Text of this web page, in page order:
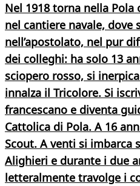
Nel 1918 torna nella
nel cantiere navale, dove
nell’apostolato, nel pur
dei colleghi: ha solo 13
sciopero rosso, si
innalza il Tricolore. Si
francescano e diventa
Cattolica di Pola. A 16
Scout. A venti si imbarca
Alighieri e durante i due
letteralmente travolge i